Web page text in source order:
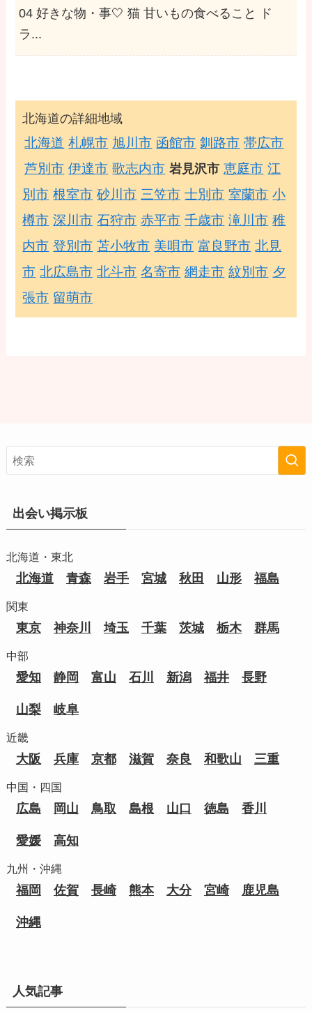
04 好きな物・事🤍 猫 甘いもの食べること ド
ラ...
北海道の詳細地域
北海道 札幌市 旭川市 函館市 釧路市 帯広市
芦別市 伊達市 歌志内市 岩見沢市 恵庭市 江
別市 根室市 砂川市 三笠市 士別市 室蘭市 小
樽市 深川市 石狩市 赤平市 千歳市 滝川市 稚
内市 登別市 苫小牧市 美唄市 富良野市 北見
市 北広島市 北斗市 名寄市 網走市 紋別市 夕
張市 留萌市
出会い掲示板
北海道・東北
北海道 青森 岩手 宮城 秋田 山形 福島
関東
東京 神奈川 埼玉 千葉 茨城 栃木 群馬
中部
愛知 静岡 富山 石川 新潟 福井 長野
山梨 岐阜
近畿
大阪 兵庫 京都 滋賀 奈良 和歌山 三重
中国・四国
広島 岡山 鳥取 島根 山口 徳島 香川
愛媛 高知
九州・沖縄
福岡 佐賀 長崎 熊本 大分 宮崎 鹿児島
沖縄
人気記事